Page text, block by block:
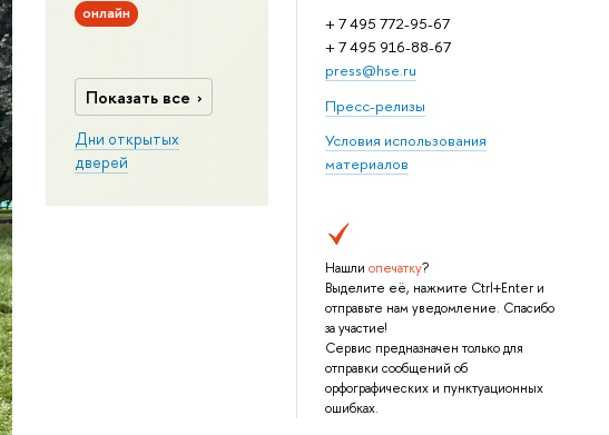
+ 7 495 772-95-67
+ 7 495 916-88-67
press@hse.ru
Пресс-релизы
Условия использования
материалов
Нашли опечатку?
Выделите её, нажмите Ctrl+Enter и
отправьте нам уведомление. Спасибо
за участие!
Сервис предназначен только для
отправки сообщений об
орфографических и пунктуационных
ошибках.
онлайн
Показать все
Дни открытых
дверей